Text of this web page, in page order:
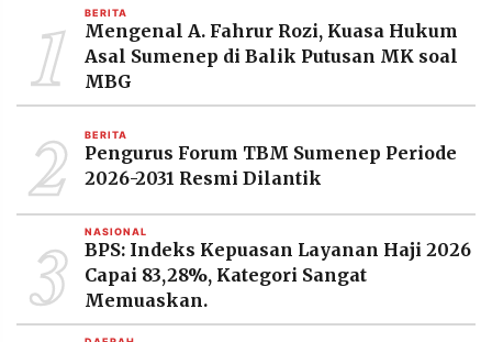
RESOLUSI
MEDIA
PRAMUDITA
©
Resolusi.co
2026
RESOLUSI
MEDIA
PRAMUDITA
1 BERITA
Mengenal A. Fahrur Rozi, Kuasa Hukum
Asal Sumenep di Balik Putusan MK soal
MBG
2 BERITA
Pengurus Forum TBM Sumenep Periode
2026-2031 Resmi Dilantik
3 NASIONAL
BPS: Indeks Kepuasan Layanan Haji 2026
Capai 83,28%, Kategori Sangat
Memuaskan.